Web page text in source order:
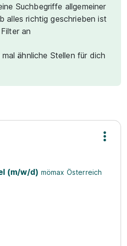
Suchbegriffe allgemeiner
alles richtig geschrieben ist
an
ähnliche Stellen für dich
(m/w/d) mömax Österreich